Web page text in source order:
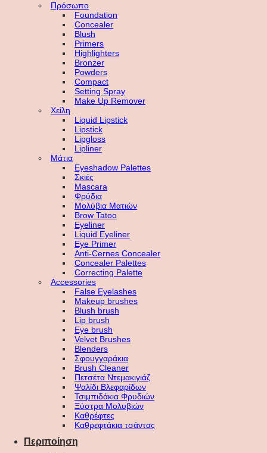
Πρόσωπο
Foundation
Concealer
Blush
Primers
Highlighters
Bronzer
Powders
Compact
Setting Spray
Make Up Remover
Χείλη
Liquid Lipstick
Lipstick
Lipgloss
Lipliner
Μάτια
Eyeshadow Palettes
Σκιές
Mascara
Φρύδια
Μολύβια Ματιών
Brow Tatoo
Eyeliner
Liquid Eyeliner
Eye Primer
Anti-Cernes Concealer
Concealer Palettes
Correcting Palette
Accessories
False Eyelashes
Makeup brushes
Blush brush
Lip brush
Eye brush
Velvet Brushes
Blenders
Σφουγγαράκια
Brush Cleaner
Πετσέτα Ντεμακιγιάζ
Ψαλίδι Βλεφαρίδων
Τσιμπιδάκια Φρυδιών
Ξύστρα Μολυβιών
Καθρέφτες
Καθρεφτάκια τσάντας
Περιποίηση